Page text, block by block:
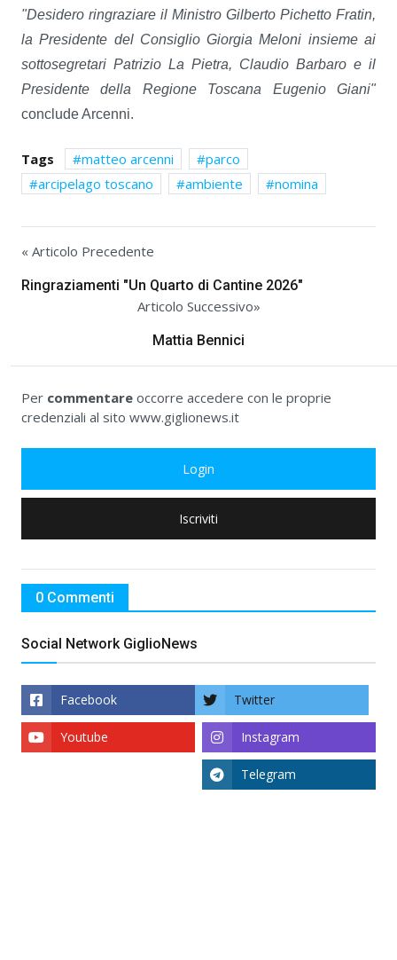
"Desidero ringraziare il Ministro Gilberto Pichetto Fratin,
la Presidente del Consiglio Giorgia Meloni insieme ai
sottosegretari Patrizio La Pietra, Claudio Barbaro e il
Presidente della Regione Toscana Eugenio Giani"
conclude Arcenni.
Tags matteo arcenni
parco
arcipelago toscano
ambiente nomina
« Articolo Precedente
Ringraziamenti "Un Quarto di Cantine 2026"
Articolo Successivo»
Mattia Bennici
Per commentare occorre accedere con le proprie
credenziali al sito www.giglionews.it
Login
Iscriviti
0 Commenti
Social Network GiglioNews
Facebook Twitter
Instagram
Youtube
Telegram